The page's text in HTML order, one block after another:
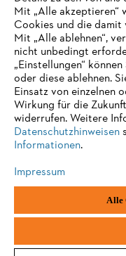
Mit „Alle akzeptieren“
Cookies und die
Mit „Alle ablehnen“,
nicht unbedingt
„Einstellungen“
oder diese ablehnen.
Einsatz von einzelnen
Wirkung für die
widerrufen. Weitere
Datenschutzhinweisen
Informationen.
Impressum
Alle